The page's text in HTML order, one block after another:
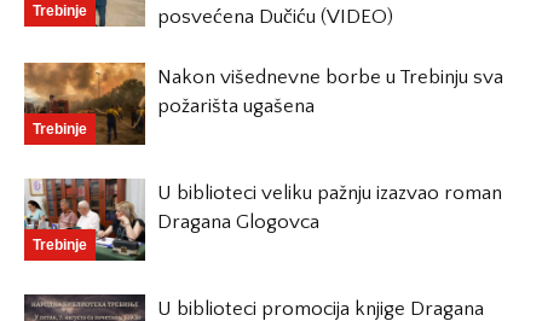
Trebinje
posvećena Dučiću (VIDEO)
Trebinje
Nakon višednevne borbe u Trebinju sva
požarišta ugašena
Trebinje
U biblioteci veliku pažnju izazvao roman
Dragana Glogovca
U biblioteci promocija knjige Dragana